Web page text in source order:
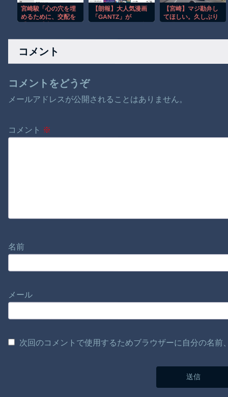
宮崎駿「心の穴を埋
めるために、交配を
人、本当に醜い」←
これどう思
【朗報】大人気漫画
「GANTZ」が
ｗ
【宮崎】マジ勘弁し
てほしい。久しぶり
コメント
コメントをどうぞ
メールアドレスが公開されることはありません。
コメント ※
名前
メール
次回のコメントで使用するためブラウザーに自分の名